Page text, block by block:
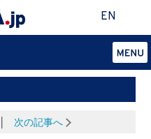
EN
次の記事へ